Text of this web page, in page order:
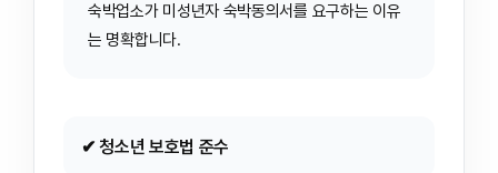
숙박업소가 미성년자 숙박동의서를 요구하는 이유
는 명확합니다.
✔ 청소년 보호법 준수